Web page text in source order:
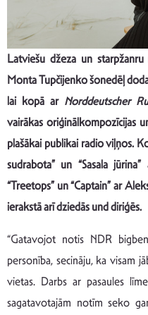
Latviešu džeza un
Monta Tupčijenko šonedēļ
lai kopā ar Norddeutscher
vairākas oriģinālkompozīcijas
plašākai publikai radio viļņos.
sudrabota” un “Sasala
“Treetops” un “Captain” ar
ierakstā arī dziedās und diriģēs.
“Gatavojot notis NDR
personība, secināju, ka visam
vietas. Darbs ar pasaules
sagatavotajām notīm seko